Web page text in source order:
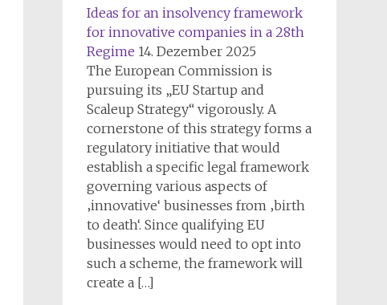
Ideas for an insolvency framework
for innovative companies in a 28th
Regime 14. Dezember 2025
The European Commission is
pursuing its „EU Startup and
Scaleup Strategy“ vigorously. A
cornerstone of this strategy forms a
regulatory initiative that would
establish a specific legal framework
governing various aspects of
‚innovative‘ businesses from ‚birth
to death‘. Since qualifying EU
businesses would need to opt into
such a scheme, the framework will
create a […]